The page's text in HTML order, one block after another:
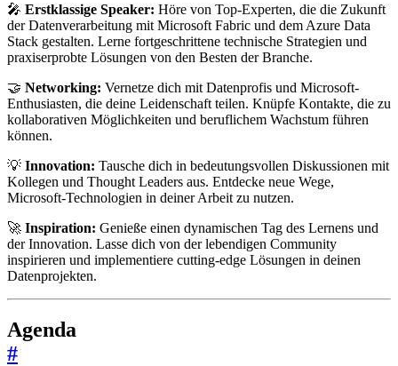
🎤 Erstklassige Speaker: Höre von Top-Experten, die die Zukunft
der Datenverarbeitung mit Microsoft Fabric und dem Azure Data
Stack gestalten. Lerne fortgeschrittene technische Strategien und
praxiserprobte Lösungen von den Besten der Branche.
🤝 Networking: Vernetze dich mit Datenprofis und Microsoft-
Enthusiasten, die deine Leidenschaft teilen. Knüpfe Kontakte, die zu
kollaborativen Möglichkeiten und beruflichem Wachstum führen
können.
💡 Innovation: Tausche dich in bedeutungsvollen Diskussionen mit
Kollegen und Thought Leaders aus. Entdecke neue Wege,
Microsoft-Technologien in deiner Arbeit zu nutzen.
🚀 Inspiration: Genieße einen dynamischen Tag des Lernens und
der Innovation. Lasse dich von der lebendigen Community
inspirieren und implementiere cutting-edge Lösungen in deinen
Datenprojekten.
Agenda
#